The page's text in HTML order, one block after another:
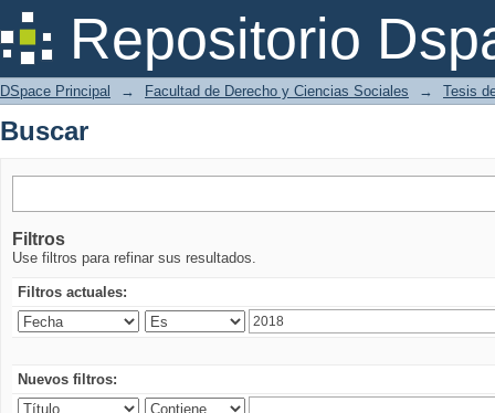
Repositorio
Buscar
DSpace Principal → Facultad de Derecho y Ciencias Sociales → Tesis
Buscar
Filtros
Use filtros para refinar sus resultados.
Filtros actuales:
Nuevos filtros: